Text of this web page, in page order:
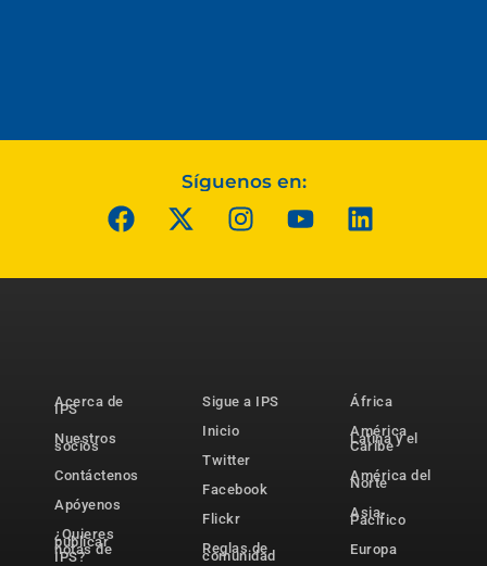
Síguenos en:
Acerca de
IPS
Nuestros
socios
Contáctenos
Apóyenos
¿Quieres
publicar
notas de
IPS?
Sigue a IPS
Inicio
Twitter
Facebook
Flickr
Reglas de
comunidad
África
América
Latina y el
Caribe
América del
Norte
Asia-
Pacífico
Europa